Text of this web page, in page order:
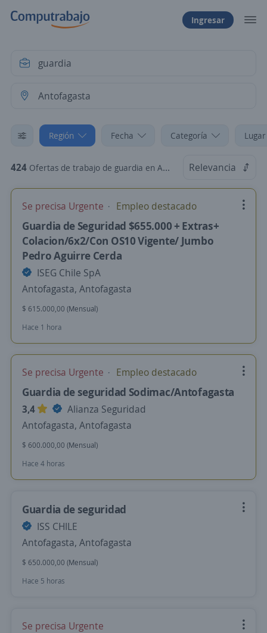
Ingresar
Región Fecha Categoría
424 Ofertas de trabajo de guardia en Antofagasta Relevancia
Se precisa Urgente Empleo destacado
Guardia de Seguridad $655.000 + Extras+
Colacion/6x2/Con OS10 Vigente/ Jumbo
Pedro Aguirre Cerda
ISEG Chile SpA
Antofagasta, Antofagasta
$ 615.000,00 (Mensual)
Hace 1 hora
Se precisa Urgente Empleo destacado
Guardia de seguridad Sodimac/Antofagasta
3,4
Alianza Seguridad
Antofagasta, Antofagasta
$ 600.000,00 (Mensual)
Hace 4 horas
Guardia de seguridad
ISS CHILE
Antofagasta, Antofagasta
$ 650.000,00 (Mensual)
Hace 5 horas
Se precisa Urgente